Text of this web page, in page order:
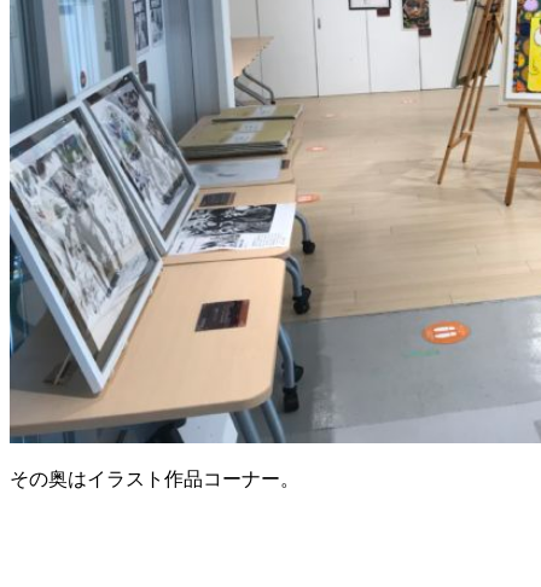
その奥はイラスト作品コーナー。